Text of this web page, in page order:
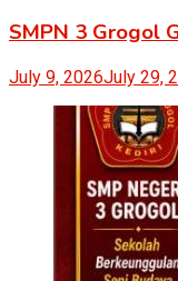
SMPN 3 Grogol
July 9, 2026July 29,